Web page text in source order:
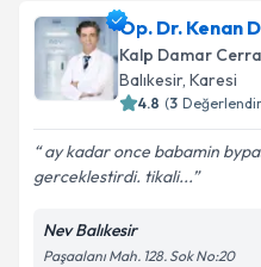
Op. Dr. Kenan
Kalp Damar
Balıkesir, Karesi
4.8 (3
ay kadar once babamin
gerceklestirdi. tikali...
Nev Balıkesir
Paşaalanı Mah. 128. Sok No:20